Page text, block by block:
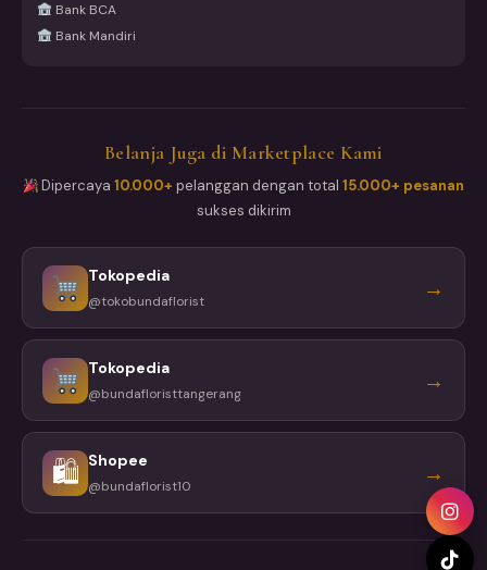
Bank BCA
Bank Mandiri
Belanja Juga di Marketplace Kami
Dipercaya10.000+ pelanggan dengan total15.000+ pesanan
sukses dikirim
Tokopedia
@tokobundaflorist →
Tokopedia
@bundafloristtangerang →
🛍 Shopee
@bundaflorist10 →